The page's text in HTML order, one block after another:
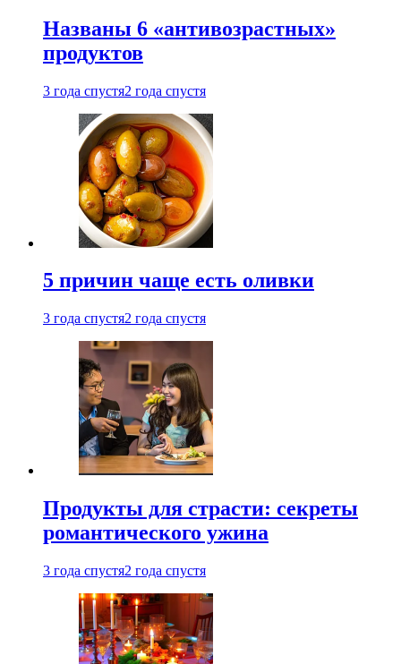
Названы 6 «антивозрастных»
продуктов
3 года спустя2 года спустя
5 причин чаще есть оливки
3 года спустя2 года спустя
Продукты для страсти: секреты
романтического ужина
3 года спустя2 года спустя